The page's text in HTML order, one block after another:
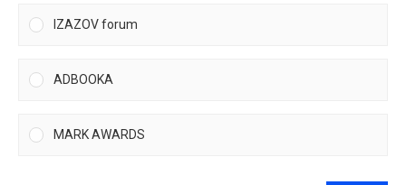
IZAZOV forum
ADBOOKA
MARK AWARDS